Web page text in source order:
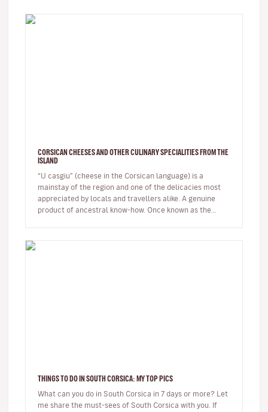
CORSICAN CHEESES AND OTHER CULINARY SPECIALITIES FROM THE
ISLAND
“U casgiu” (cheese in the Corsican language) is a
mainstay of the region and one of the delicacies most
appreciated by locals and travellers alike. A genuine
product of ancestral know-how. Once known as the
THINGS TO DO IN SOUTH CORSICA: MY TOP PICS
What can you do in South Corsica in 7 days or more? Let
me share the must-sees of South Corsica with you. If